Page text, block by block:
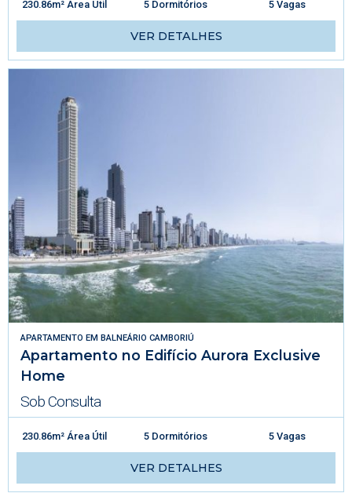
230.86m² Área Útil 5 Dormitórios 5 Vagas
VER DETALHES
APARTAMENTO EM BALNEÁRIO CAMBORIÚ
Apartamento no Edifício Aurora Exclusive
Home
Sob Consulta
230.86m² Área Útil 5 Dormitórios 5 Vagas
VER DETALHES